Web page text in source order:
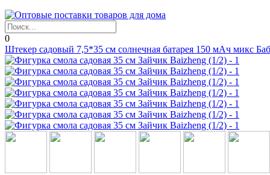
0
Штекер садовый 7,5*35 см солнечная батарея 150 мАч микс